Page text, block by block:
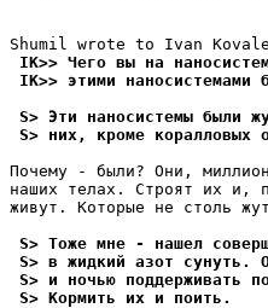
IK>> Чего вы на
IK>> этими наносистемами
S> Эти наносистемы были
S> них, кроме коралловых
Почему - были? Они,
наших телах. Стpоят их и,
живут. Которые не столь
S> Тоже мне - нашел
S> в жидкий азот сунуть.
S> и ночью поддерживать
S> Кормить их и поить.